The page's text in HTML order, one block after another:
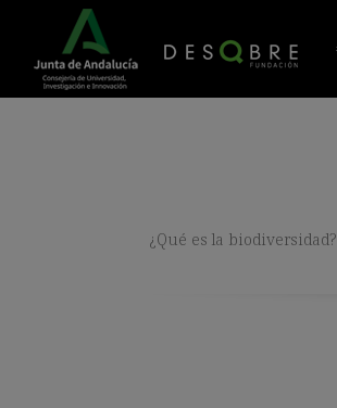
¿Qué es la biodiversidad?